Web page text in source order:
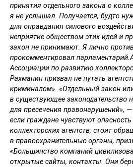
принятия отдельного закона о
я не услышал. Получается, будто
для оправдания силового
неприятие обществом этих идей и
закон не принимают. Я лично
прокомментировал
Ассоциации по развитию
Рахманин призвал не путать
криминалом». «Отдельный закон
в существующее законодательство
для пресечения правонарушений»,
если граждане чувствуют
коллекторских агентств, стоит
в правоохранительные органы,
«Большинство компаний
открытые сайты, контакты. Они